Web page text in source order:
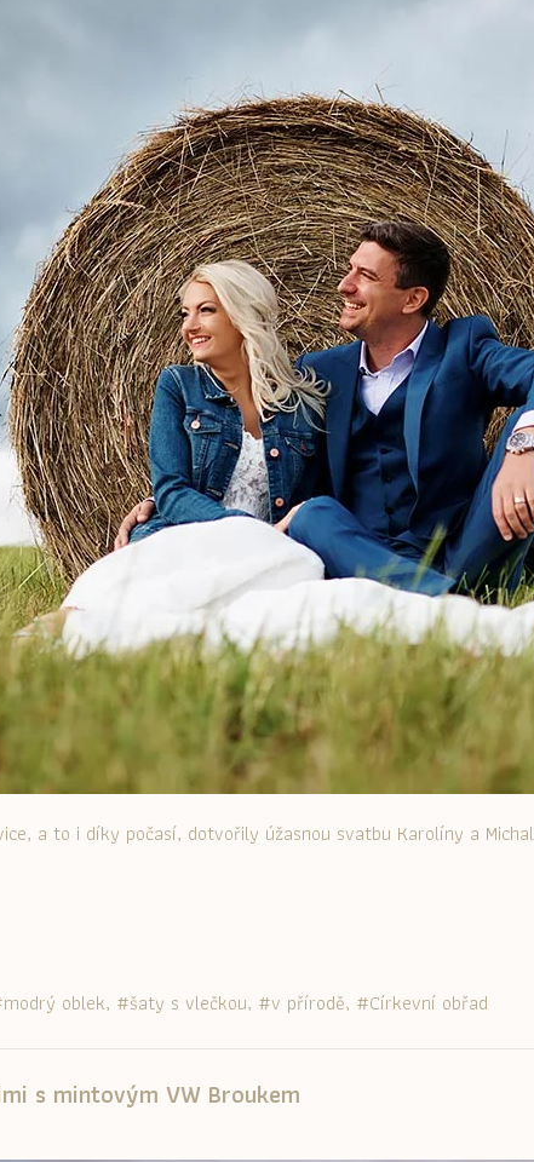
a to i díky počasí, dotvořily úžasnou svatbu Karolíny a
modrý oblek šaty s vlečkou v přírodě Církevní obřad
s mintovým VW Broukem